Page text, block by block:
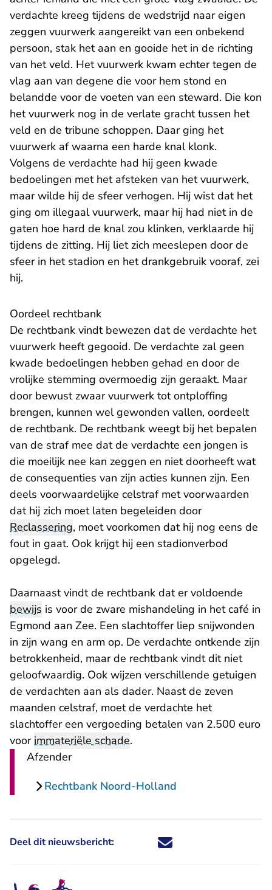
verdachte kreeg tijdens de wedstrijd naar eigen
zeggen vuurwerk aangereikt van een onbekend
persoon, stak het aan en gooide het in de richting
van het veld. Het vuurwerk kwam echter tegen de
vlag aan van degene die voor hem stond en
belandde voor de voeten van een steward. Die kon
het vuurwerk nog in de verlate gracht tussen het
veld en de tribune schoppen. Daar ging het
vuurwerk af waarna een harde knal klonk.
Volgens de verdachte had hij geen kwade
bedoelingen met het afsteken van het vuurwerk,
maar wilde hij de sfeer verhogen. Hij wist dat het
ging om illegaal vuurwerk, maar hij had niet in de
gaten hoe hard de knal zou klinken, verklaarde hij
tijdens de zitting. Hij liet zich meeslepen door de
sfeer in het stadion en het drankgebruik vooraf, zei
hij.
Oordeel rechtbank
De rechtbank vindt bewezen dat de verdachte het
vuurwerk heeft gegooid. De verdachte zal geen
kwade bedoelingen hebben gehad en door de
vrolijke stemming overmoedig zijn geraakt. Maar
door bewust zwaar vuurwerk tot ontploffing
brengen, kunnen wel gewonden vallen, oordeelt
de rechtbank. De rechtbank weegt bij het bepalen
van de straf mee dat de verdachte een jongen is
die moeilijk nee kan zeggen en niet doorheeft wat
de consequenties van zijn acties kunnen zijn. Een
deels voorwaardelijke celstraf met voorwaarden
dat hij zich moet laten begeleiden door
Reclassering, moet voorkomen dat hij nog eens de
fout in gaat. Ook krijgt hij een stadionverbod
opgelegd.
Daarnaast vindt de rechtbank dat er voldoende
bewijs is voor de zware mishandeling in het café in
Egmond aan Zee. Een slachtoffer liep snijwonden
in zijn wang en arm op. De verdachte ontkende zijn
betrokkenheid, maar de rechtbank vindt dit niet
geloofwaardig. Ook wijzen verschillende getuigen
de verdachten aan als dader. Naast de zeven
maanden celstraf, moet de verdachte het
slachtoffer een vergoeding betalen van 2.500 euro
voorimmateriële schade.
Afzender
Rechtbank Noord-Holland
Deel dit nieuwsbericht: Deel dit nieuwsbericht via X -
Deel dit nieuwsbericht via
Deel dit nieuwsbericht
Deel dit